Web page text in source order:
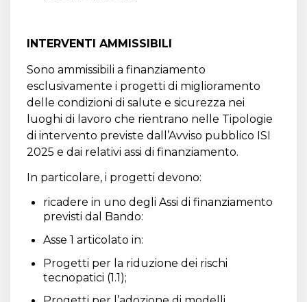
INTERVENTI AMMISSIBILI
Sono ammissibili a finanziamento
esclusivamente i progetti di miglioramento
delle condizioni di salute e sicurezza nei
luoghi di lavoro che rientrano nelle Tipologie
di intervento previste dall’Avviso pubblico ISI
2025 e dai relativi assi di finanziamento.
In particolare, i progetti devono:
ricadere in uno degli Assi di finanziamento
previsti dal Bando:
Asse 1 articolato in:
Progetti per la riduzione dei rischi
tecnopatici (1.1);